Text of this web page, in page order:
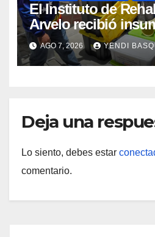
El Instituto de
Arvelo recibió
herramientas para
personas con
AGO 7, 2026 YENDI
Deja una
Lo siento, debes estar
comentario.